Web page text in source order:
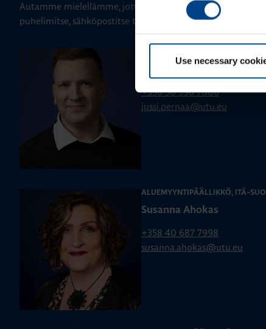
Use necessary
Autamme mielellämme, jotta löydämme sinulle parhaan
puhelimitse, sähköpostitse tai verkkolomakkeen kautta.
+358 50 596 7006
jussi.pernaa@utu.eu
ALUEMYYNTIPÄÄLLIKKÖ, ITÄ-
Susanna Ahokas
+358 40 687 7998
susanna.ahokas@utu.eu